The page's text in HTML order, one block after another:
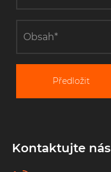
Předložit
Kontaktujte nás